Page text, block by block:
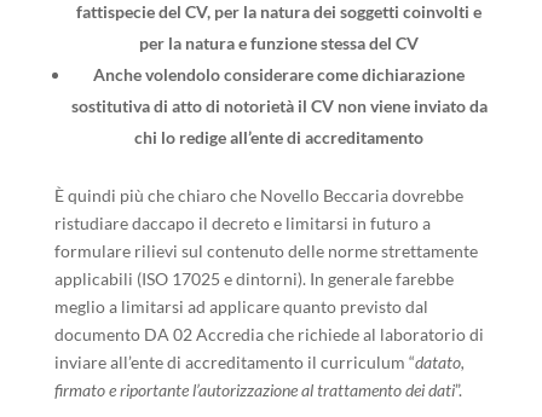
fattispecie del CV, per la natura dei soggetti coinvolti e
per la natura e funzione stessa del CV
Anche volendolo considerare come dichiarazione
sostitutiva di atto di notorietà il CV non viene inviato da
chi lo redige all’ente di accreditamento
È quindi più che chiaro che Novello Beccaria dovrebbe
ristudiare daccapo il decreto e limitarsi in futuro a
formulare rilievi sul contenuto delle norme strettamente
applicabili (ISO 17025 e dintorni). In generale farebbe
meglio a limitarsi ad applicare quanto previsto dal
documento DA 02 Accredia che richiede al laboratorio di
inviare all’ente di accreditamento il curriculum “datato,
firmato e riportante l’autorizzazione al trattamento dei dati”.